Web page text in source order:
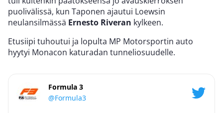
puolivälissä, kun Taponen ajautui Loewsin
neulansilmässä Ernesto Riveran kylkeen.
Etusiipi tuhoutui ja lopulta MP Motorsportin auto
hyytyi Monacon katuradan tunneliosuudelle.
Formula 3
@Formula3